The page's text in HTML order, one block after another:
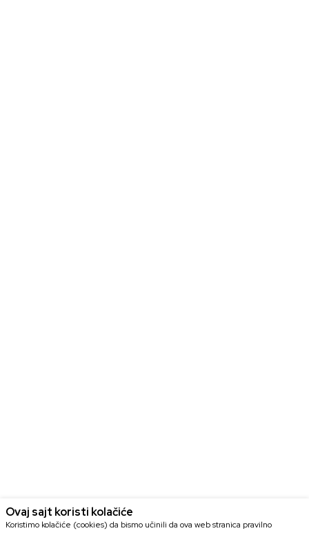
Ovaj sajt koristi kolačiće
Koristimo kolačiće (cookies) da bismo učinili da ova web stranica pravilno